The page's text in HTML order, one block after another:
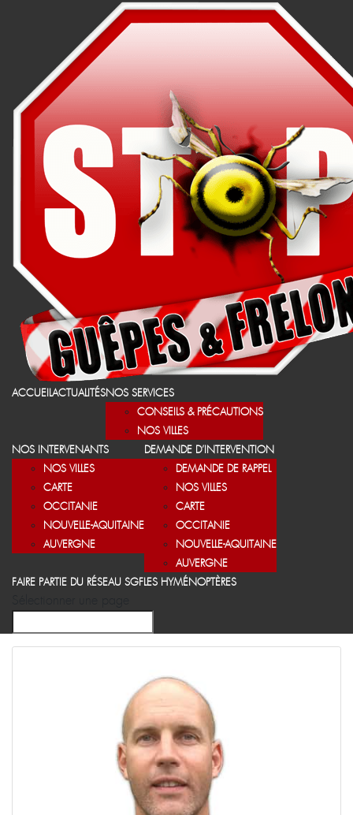
ACCUEILACTUALITÉSNOS SERVICES
CONSEILS & PRÉCAUTIONS
NOS VILLES
NOS INTERVENANTS
NOS VILLES
CARTE
OCCITANIE
NOUVELLE-AQUITAINE
AUVERGNE
DEMANDE D’INTERVENTION
DEMANDE DE RAPPEL
NOS VILLES
CARTE
OCCITANIE
NOUVELLE-AQUITAINE
AUVERGNE
FAIRE PARTIE DU RÉSEAU SGFLES HYMÉNOPTÈRES